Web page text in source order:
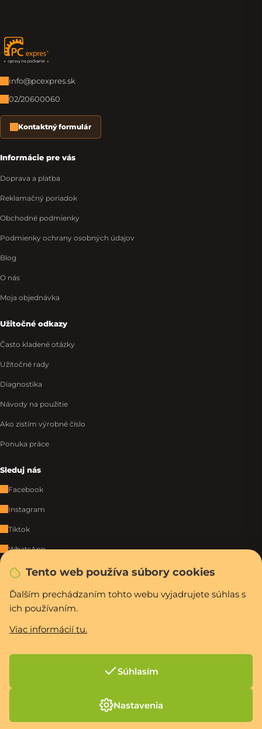
Tento web používa súbory cookies
Ďalším prechádzaním tohto webu vyjadrujete súhlas s
ich používaním.
Viac informácií tu.
Súhlasím
Nastavenia
Zápätie
info@pcexpres.sk
02/20600060
Kontaktný formulár
Informácie pre vás
Doprava a platba
Reklamačný poriadok
Obchodné podmienky
Podmienky ochrany osobných údajov
Blog
O nás
Moja objednávka
Užitočné odkazy
Často kladené otázky
Užitočné rady
Diagnostika
Návody na použitie
Ako zistím výrobné číslo
Ponuka práce
Sleduj nás
Facebook
Instagram
Tiktok
WhatsApp
Vytvoril Shoptet Premium
cookies